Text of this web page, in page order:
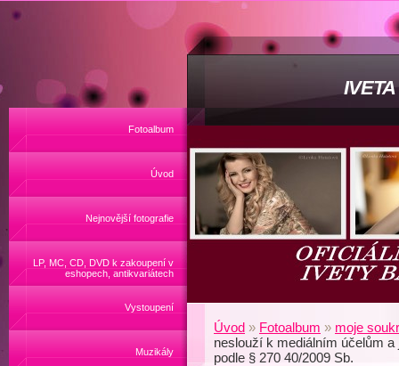
Fotoalbum
Úvod
Nejnovější fotografie
LP, MC, CD, DVD k zakoupení v
eshopech, antikvariátech
Vystoupení
Muzikály
Úvod » Fotoalbum » moje
neslouží k mediálním účelům
podle § 270 40/2009 Sb.